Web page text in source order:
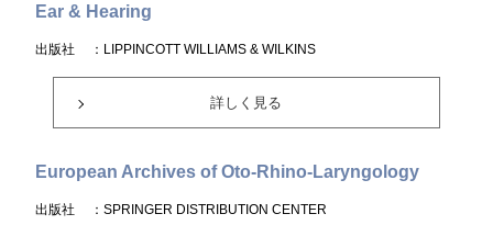
Ear & Hearing
出版社 ：LIPPINCOTT WILLIAMS & WILKINS
詳しく見る
European Archives of Oto-Rhino-Laryngology
出版社 ：SPRINGER DISTRIBUTION CENTER